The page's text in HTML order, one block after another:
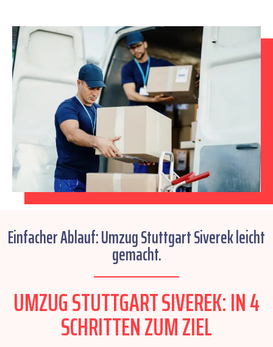
Einfacher Ablauf: Umzug Stuttgart Siverek leicht
gemacht.
UMZUG STUTTGART SIVEREK: IN 4
SCHRITTEN ZUM ZIEL